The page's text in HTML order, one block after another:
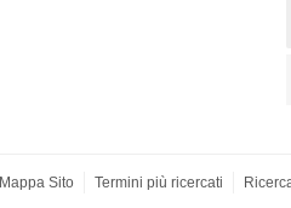
Mappa Sito Termini più ricercati